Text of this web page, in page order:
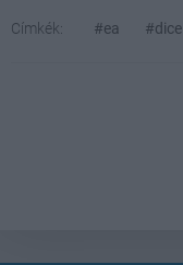
Címkék: #ea #dice